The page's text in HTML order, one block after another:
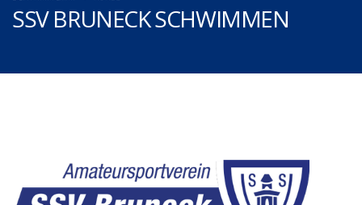
SSV BRUNECK SCHWIMMEN